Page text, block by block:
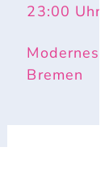
23:00 Uhr
Modernes,
Bremen